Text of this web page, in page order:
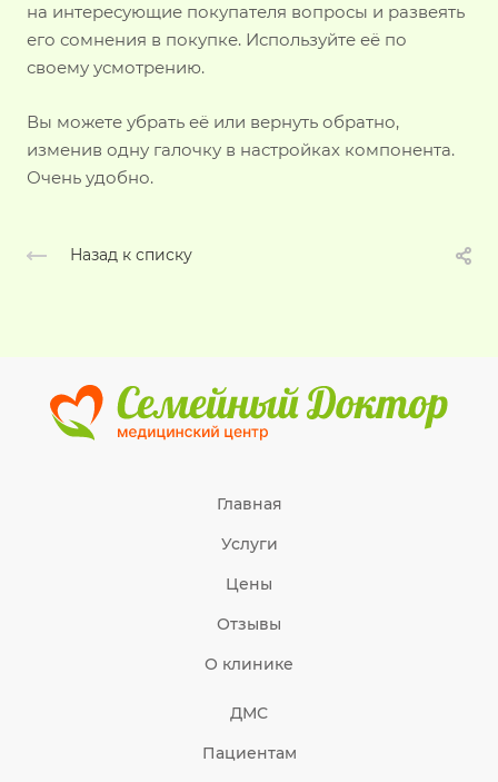
на интересующие покупателя вопросы и развеять
его сомнения в покупке. Используйте её по
своему усмотрению.
Вы можете убрать её или вернуть обратно,
изменив одну галочку в настройках компонента.
Очень удобно.
Назад к списку
Главная
Услуги
Цены
Отзывы
О клинике
ДМС
Пациентам